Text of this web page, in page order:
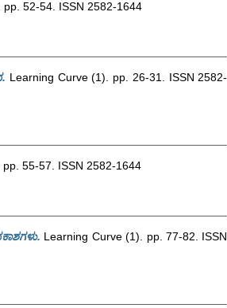
52-54. ISSN 2582-1644
Learning Curve (1). pp. 26-31. ISSN 2582-
55-57. ISSN 2582-1644
Learning Curve (1). pp. 77-82. ISSN